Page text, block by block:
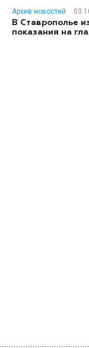
Архив новостей
В Ставрополье
показания на